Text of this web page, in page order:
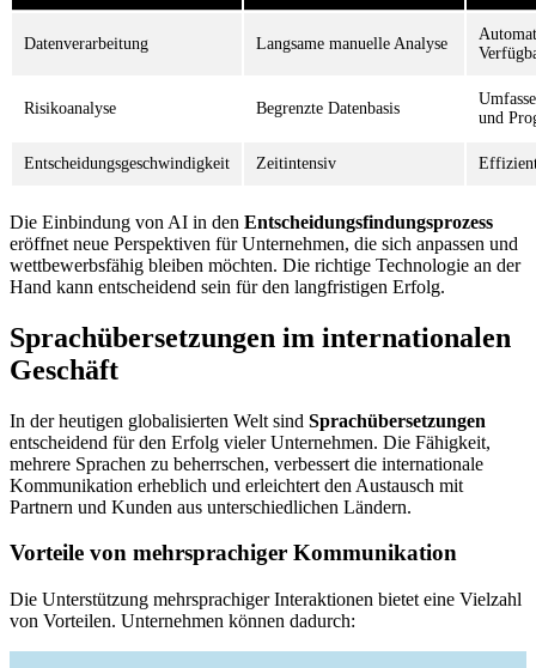
Datenverarbeitung Langsame manuelle Analyse
Risikoanalyse Begrenzte Datenbasis
und
Entscheidungsgeschwindigkeit Zeitintensiv
Die Einbindung von AI in den Entscheidungsfindungsprozess
eröffnet neue Perspektiven für Unternehmen, die sich anpassen und
wettbewerbsfähig bleiben möchten. Die richtige Technologie an der
Hand kann entscheidend sein für den langfristigen Erfolg.
Sprachübersetzungen im internationalen
Geschäft
In der heutigen globalisierten Welt sind Sprachübersetzungen
entscheidend für den Erfolg vieler Unternehmen. Die Fähigkeit,
mehrere Sprachen zu beherrschen, verbessert die internationale
Kommunikation erheblich und erleichtert den Austausch mit
Partnern und Kunden aus unterschiedlichen Ländern.
Vorteile von mehrsprachiger Kommunikation
Die Unterstützung mehrsprachiger Interaktionen bietet eine Vielzahl
von Vorteilen. Unternehmen können dadurch: